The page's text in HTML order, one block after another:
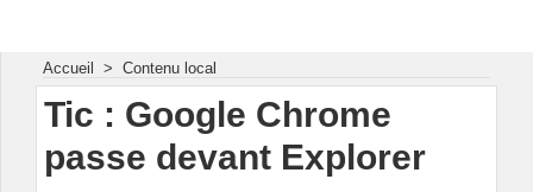
Accueil > Contenu local
Tic : Google Chrome
passe devant Explorer